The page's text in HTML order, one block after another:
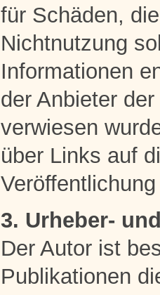
für Schäden,
Nichtnutzung
Informationen
der Anbieter
verwiesen
über Links auf
3. Urheber-
Der Autor ist
Publikationen